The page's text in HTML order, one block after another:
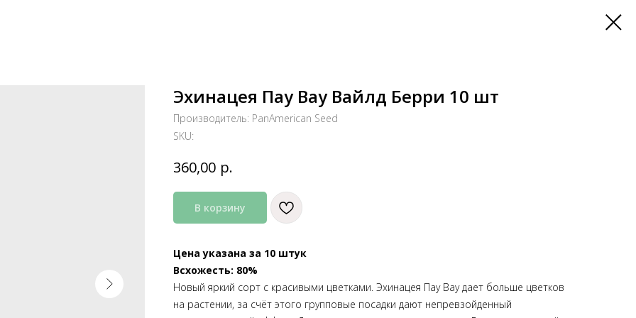
Эхинацея Пау Вау Вайлд Берри 10 шт
Производитель: PanAmerican Seed
SKU:
360,00 р.
В корзину
Цена указана за 10 штук
Всхожесть: 80%
Новый яркий сорт с красивыми цветками. Эхинацея Пау Вау дает больше цветков
на растении, за счёт этого групповые посадки дают непревзойденный